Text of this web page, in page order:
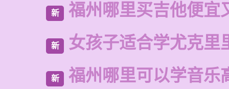
新 福州哪里买吉他便宜
新 女孩子适合学尤克里
新 福州哪里可以学音乐